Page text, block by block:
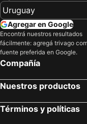
Agregar en Google
Encontrá nuestros resultados
fácilmente: agregá trivago
fuente preferida en Google.
Compañía
Nuestros productos
Términos y políticas